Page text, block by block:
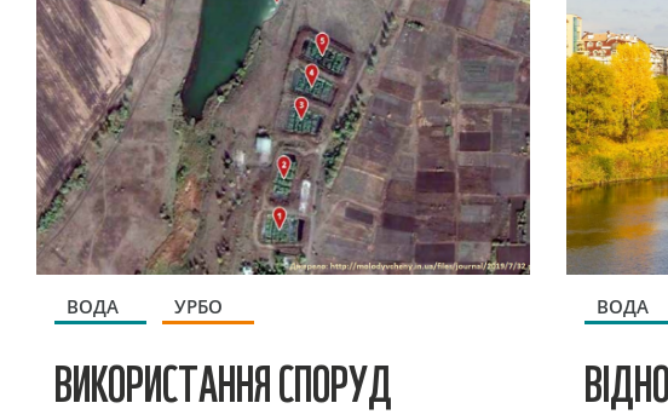
ВОДА УРБО
ВИКОРИСТАННЯ СПОРУД
ВОДА